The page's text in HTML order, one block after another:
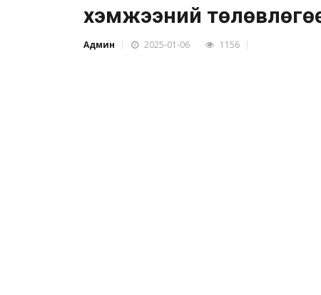
хэмжээний
Админ 2025-01-06 1156